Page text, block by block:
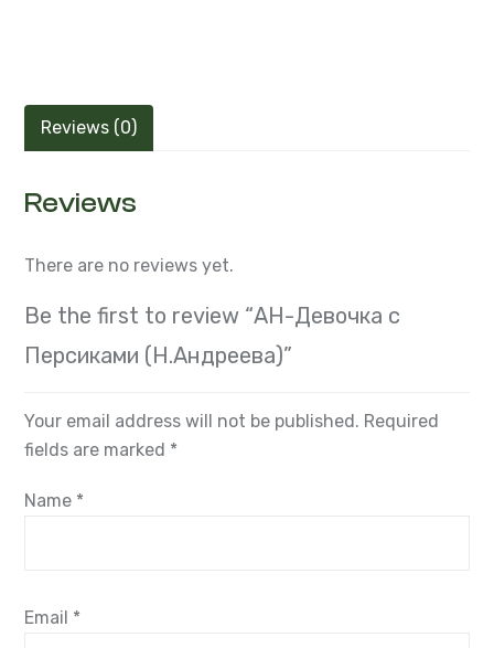
Reviews (0)
Reviews
There are no reviews yet.
Be the first to review “АН-Девочка с
Персиками (Н.Андреева)”
Your email address will not be published. Required
fields are marked *
Name *
Email *